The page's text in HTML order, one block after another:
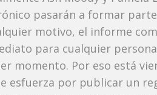
pasarán a formar
motivo, el informe
para cualquier
momento. Por eso está
esfuerza por publicar un